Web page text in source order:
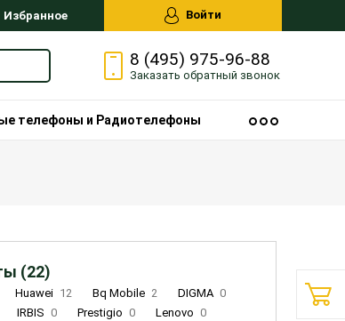
Избранное Войти
8 (495) 975-96-88
Заказать обратный звонок
телефоны и Радиотелефоны
(22)
Huawei 12 Bq Mobile 2 DIGMA 0
IRBIS 0 Prestigio 0 Lenovo 0